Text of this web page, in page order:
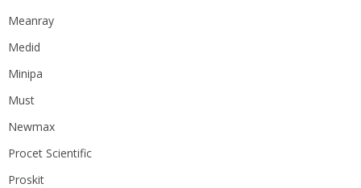
Meanray
Medid
Minipa
Must
Newmax
Procet Scientific
Proskit